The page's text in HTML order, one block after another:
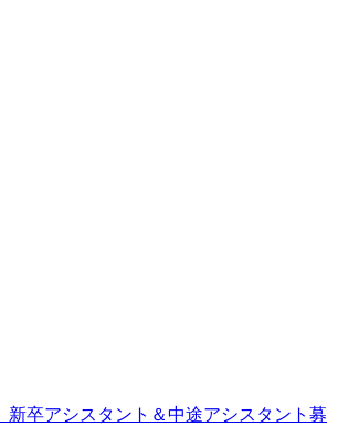
新卒アシスタント＆中途アシスタント募